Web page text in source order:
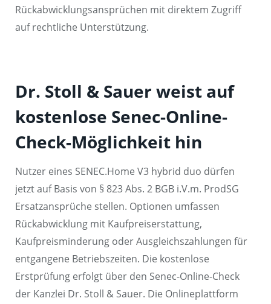
Rückabwicklungsansprüchen mit direktem Zugriff
auf rechtliche Unterstützung.
Dr. Stoll & Sauer weist auf
kostenlose Senec-Online-
Check-Möglichkeit hin
Nutzer eines SENEC.Home V3 hybrid duo dürfen
jetzt auf Basis von § 823 Abs. 2 BGB i.V.m. ProdSG
Ersatzansprüche stellen. Optionen umfassen
Rückabwicklung mit Kaufpreiserstattung,
Kaufpreisminderung oder Ausgleichszahlungen für
entgangene Betriebszeiten. Die kostenlose
Erstprüfung erfolgt über den Senec-Online-Check
der Kanzlei Dr. Stoll & Sauer. Die Onlineplattform